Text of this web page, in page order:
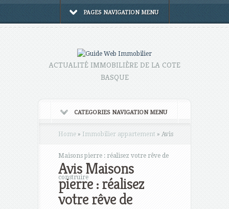
PAGES NAVIGATION MENU
ACTUALITÉ IMMOBILIÈRE DE LA COTE
BASQUE
CATEGORIES NAVIGATION MENU
Home » Immobilier appartement » Avis
Maisons pierre : réalisez votre rêve de
construire
Avis Maisons
pierre : réalisez
votre rêve de